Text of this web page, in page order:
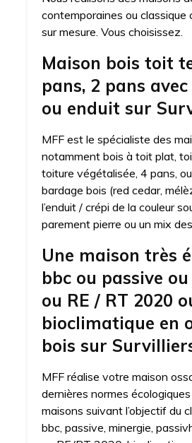
contemporaines ou classique
sur mesure. Vous choisissez.
Maison bois toit
pans, 2 pans
ou enduit sur
MFF est le spécialiste des
notamment bois à toit plat,
toiture végétalisée, 4 pans,
bardage bois (red cedar,
l’enduit / crépi de la couleur
parement pierre ou un mix
Une maison très
bbc ou passive
ou RE / RT 2020
bioclimatique en
bois sur
MFF réalise votre maison
dernières normes
maisons suivant l’objectif du
bbc, passive, minergie,